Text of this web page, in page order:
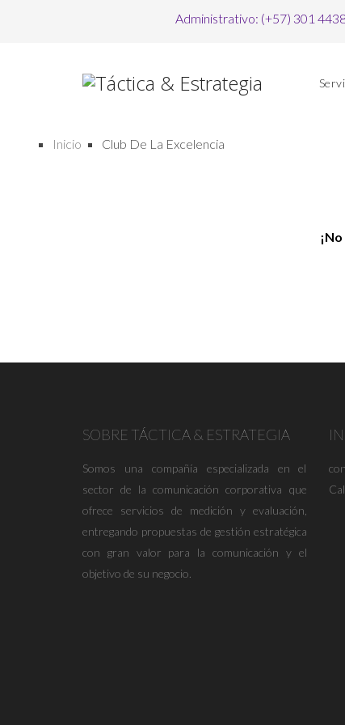
Administrativo: (+57) 301
Inicio Club De La Excelencia
SOBRE TÁCTICA & ESTRATEGIA
Somos una compañía especializada en el
sector de la comunicación corporativa que
ofrece servicios de medición y evaluación,
entregando propuestas de gestión estratégica
con gran valor para la comunicación y el
objetivo de su negocio.